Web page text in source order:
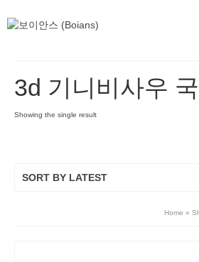
3d 기니비사우
Showing the single result
SORT BY LATEST
Home »